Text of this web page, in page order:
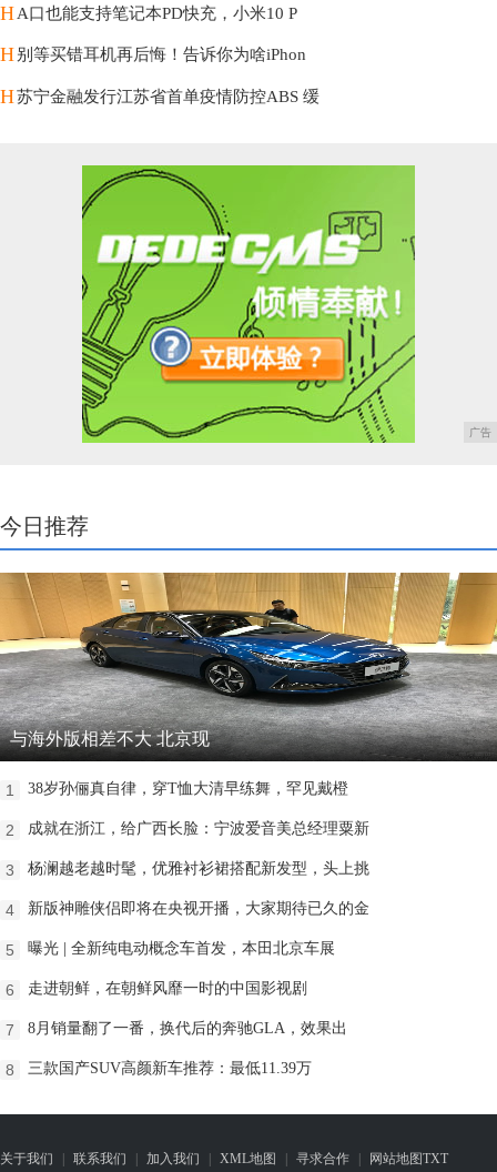
HA口也能支持笔记本PD快充，小米10 P
H别等买错耳机再后悔！告诉你为啥iPhon
H苏宁金融发行江苏省首单疫情防控ABS 缓
广告
今日推荐
与海外版相差不大 北京现
1 38岁孙俪真自律，穿T恤大清早练舞，罕见戴橙
2 成就在浙江，给广西长脸：宁波爱音美总经理粟新
3 杨澜越老越时髦，优雅衬衫裙搭配新发型，头上挑
4 新版神雕侠侣即将在央视开播，大家期待已久的金
5 曝光 | 全新纯电动概念车首发，本田北京车展
6 走进朝鲜，在朝鲜风靡一时的中国影视剧
7 8月销量翻了一番，换代后的奔驰GLA，效果出
8 三款国产SUV高颜新车推荐：最低11.39万
关于我们 联系我们 加入我们 XML地图 寻求合作 网站地图TXT